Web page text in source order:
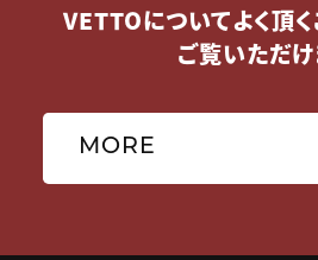
VETTOについてよく頂
ご覧いただ
MORE